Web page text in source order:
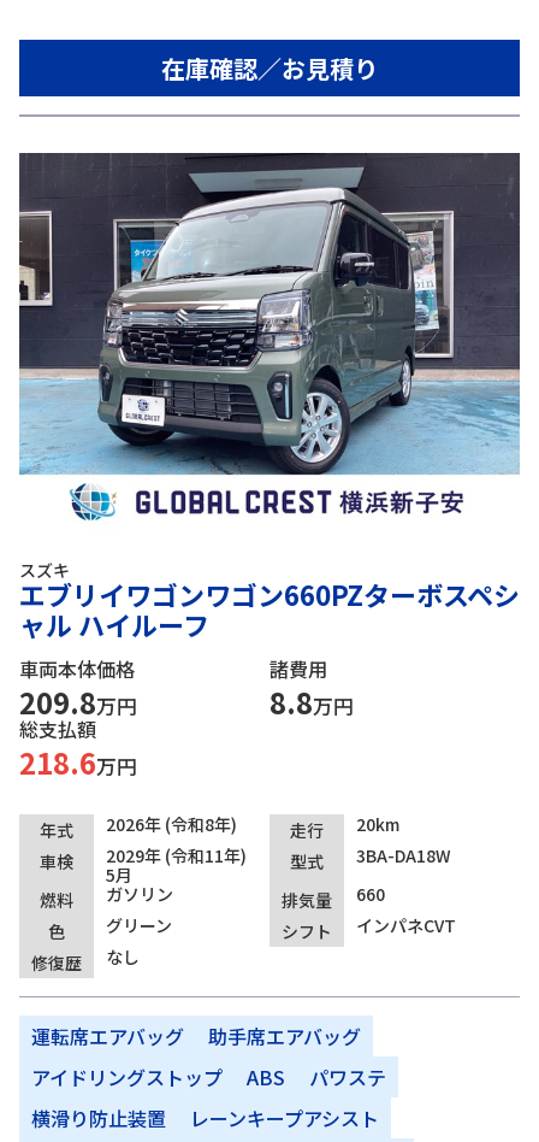
在庫確認／お見積り
スズキ
エブリイワゴンワゴン660PZターボスペシ
ャル ハイルーフ
車両本体価格
209.8万円
諸費用
8.8万円
総支払額
218.6万円
年式 2026年 (令和8年) 走行
20km
車検
2029年 (令和11年)
5月
型式
3BA-DA18W
燃料
ガソリン 排気量
660
色
グリーン シフト
インパネCVT
修復歴
なし
運転席エアバッグ
助手席エアバッグ
アイドリングストップ
ABS
パワステ
横滑り防止装置
レーンキープアシスト